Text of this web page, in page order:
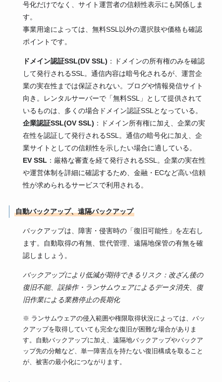
号化だけでなく、サイト運営者の信頼性表示にも関係しま
す。
事業用途によっては、無料SSL以外の選択肢や価格も確認
ポイントです。
ドメイン認証SSL(DV SSL) ：ドメインの所有権のみを確認
して発行されるSSL。通信内容は暗号化されるが、運営企
業の実在性までは保証されない。ブログや情報発信サイト
向き。レンタルサーバーで「無料SSL」として提供されて
いるものは、多くの場合ドメイン認証SSLとなっている。
企業認証SSL(OV SSL) ：ドメイン所有権に加え、企業の実
在性を認証して発行されるSSL。通信の暗号化に加え、企
業サイトとしての信頼性を示したい場合に適している。
EV SSL：厳格な審査を経て発行されるSSL。企業の実在性
や運営体制を詳細に確認するため、金融・ECなど高い信頼
性が求められるサービスで利用される。
自動バックアップ、遠隔バックアップ
バックアップは、障害・侵害時の「復旧可能性」を左右し
ます。自動取得の有無、世代管理、遠隔地保管の有無を確
認しましょう。
バックアップにより低減が期待できるリスク：改ざん後の
復旧不能、誤操作・ランサムウェアによるデータ消失、復
旧作業による業務停止の長期化
※ ランサムウェアの侵入範囲や権限取得状況によっては、バッ
クアップを取得していても完全な復旧が困難な場合がありま
す。自動バックアップに加え、遠隔地バックアップやバックア
ップ先の分離など、単一障害点を持たない復旧構成を取ること
が、被害の最小化につながります。